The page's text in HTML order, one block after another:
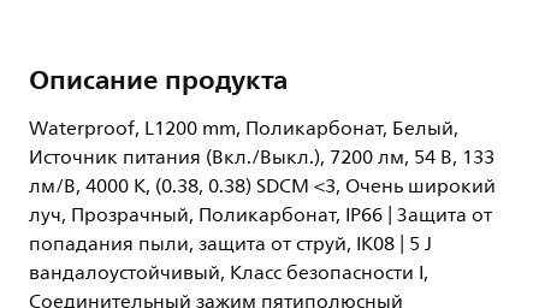
Описание продукта
Waterproof, L1200 mm, Поликарбонат, Белый,
Источник питания (Вкл./Выкл.), 7200 лм, 54 В, 133
лм/В, 4000 K, (0.38, 0.38) SDCM <3, Очень широкий
луч, Прозрачный, Поликарбонат, IP66 | Защита от
попадания пыли, защита от струй, IK08 | 5 J
вандалоустойчивый, Класс безопасности I,